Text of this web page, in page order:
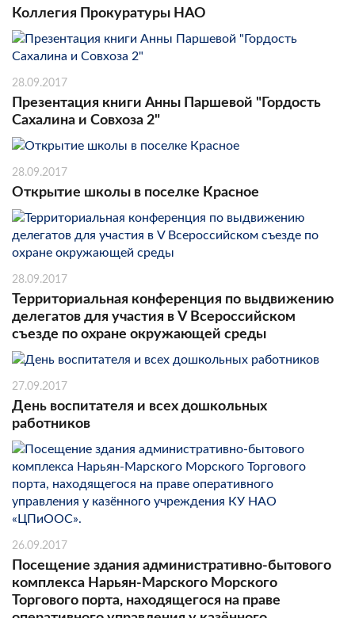
Коллегия Прокуратуры НАО
28.09.2017
Презентация книги Анны Паршевой "Гордость
Сахалина и Совхоза 2"
28.09.2017
Открытие школы в поселке Красное
28.09.2017
Территориальная конференция по выдвижению
делегатов для участия в V Всероссийском
съезде по охране окружающей среды
27.09.2017
День воспитателя и всех дошкольных
работников
26.09.2017
Посещение здания административно-бытового
комплекса Нарьян-Марского Морского
Торгового порта, находящегося на праве